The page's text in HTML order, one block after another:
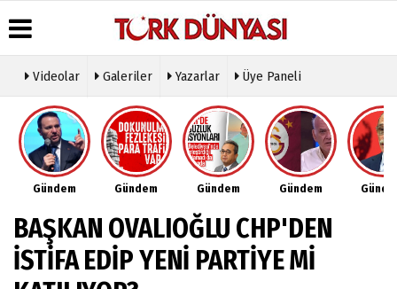
Üye Paneli
Haber
Arşivi
Gazete
Arşivi
Günün
Haberleri
Hava
Durumu
Gazete
Manşetleri
Anketler
Biyografiler
Köşe
Yazarları
Video
Galeri
Foto
Etkinlikler
Künye
İletişim
Çerez
Politikası
İlkeleri
Videolar Galeriler Yazarlar Üye Paneli
Gündem Gündem Gündem Gündem
BAŞKAN OVALIOĞLU CHP'DEN
İSTİFA EDİP YENİ PARTİYE Mİ